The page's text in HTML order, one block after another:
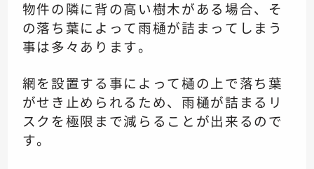
物件の隣に背の高い樹木がある場合、 そ
の落ち葉によって雨樋が詰まってしまう
事は多々あります。
網を設置する事によって樋の上で落ち葉
がせき止められるため、 雨樋が詰まるリ
スクを極限まで減らることが出来るので
す。